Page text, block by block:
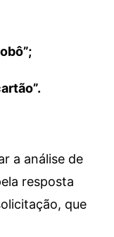
a análise de
resposta
que